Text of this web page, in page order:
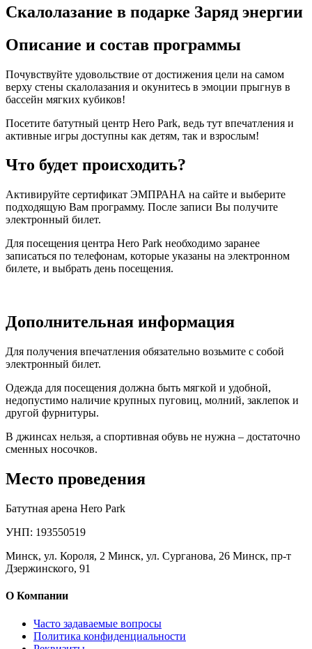
Скалолазание в подарке Заряд энергии
Описание и состав программы
Почувствуйте удовольствие от достижения цели на самом
верху стены скалолазания и окунитесь в эмоции прыгнув в
бассейн мягких кубиков!
Посетите батутный центр Hero Park, ведь тут впечатления и
активные игры доступны как детям, так и взрослым!
Что будет происходить?
Активируйте сертификат ЭМПРАНА на сайте и выберите
подходящую Вам программу. После записи Вы получите
электронный билет.
Для посещения центра Hero Park необходимо заранее
записаться по телефонам, которые указаны на электронном
билете, и выбрать день посещения.
Дополнительная информация
Для получения впечатления обязательно возьмите с собой
электронный билет.
Одежда для посещения должна быть мягкой и удобной,
недопустимо наличие крупных пуговиц, молний, заклепок и
другой фурнитуры.
В джинсах нельзя, а спортивная обувь не нужна – достаточно
сменных носочков.
Место проведения
Батутная арена Hero Park
УНП: 193550519
Минск, ул. Короля, 2 Минск, ул. Сурганова, 26 Минск, пр-т
Дзержинского, 91
О Компании
Часто задаваемые вопросы
Политика конфиденциальности